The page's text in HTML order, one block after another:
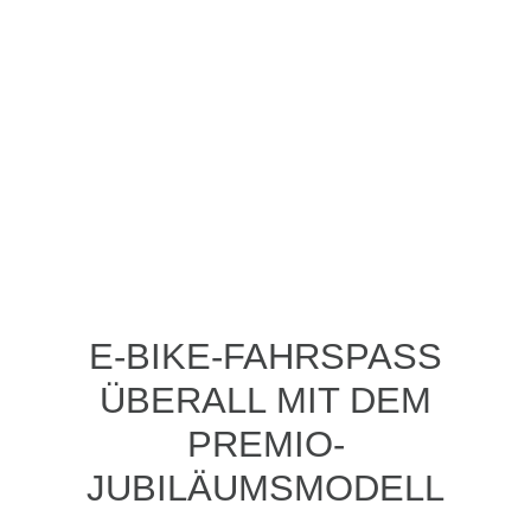
E-BIKE-FAHRSPASS Ü
BERALL MIT DEM P
REMIO-J
UBILÄUMSMODELL